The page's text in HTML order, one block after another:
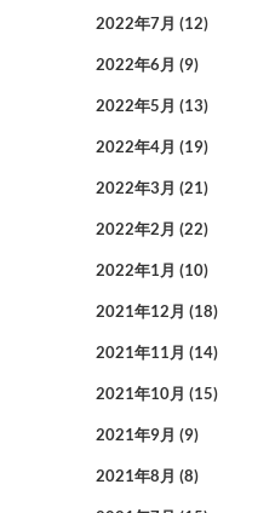
2022年7月 (12)
2022年6月 (9)
2022年5月 (13)
2022年4月 (19)
2022年3月 (21)
2022年2月 (22)
2022年1月 (10)
2021年12月 (18)
2021年11月 (14)
2021年10月 (15)
2021年9月 (9)
2021年8月 (8)